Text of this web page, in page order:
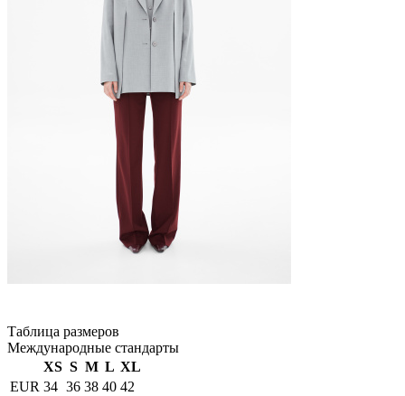
Таблица размеров
Международные стандарты
XS S M L XL
EUR 34 36 38 40 42